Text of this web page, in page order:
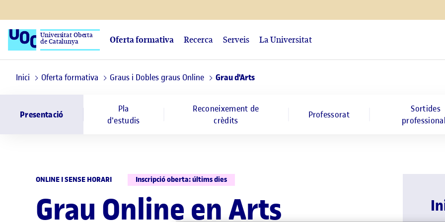
Universitat Oberta
de Catalunya Oferta formativa Recerca Serveis La Universitat
Inici Oferta formativa Graus i Dobles graus Online Grau d'Arts
Presentació
Pla
d'estudis
Reconeixement de
crèdits
Professorat
Sortides
ONLINE I SENSE HORARI Inscripció oberta: últims dies
Grau Online en Arts